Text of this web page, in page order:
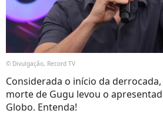
© Divulgação, Record TV
Considerada o início da
morte de Gugu levou o
Globo. Entenda!